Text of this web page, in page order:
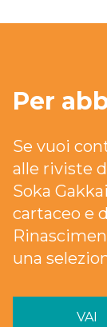
Per
Se vuoi
alle riviste
Soka
cartaceo e
una
VAI